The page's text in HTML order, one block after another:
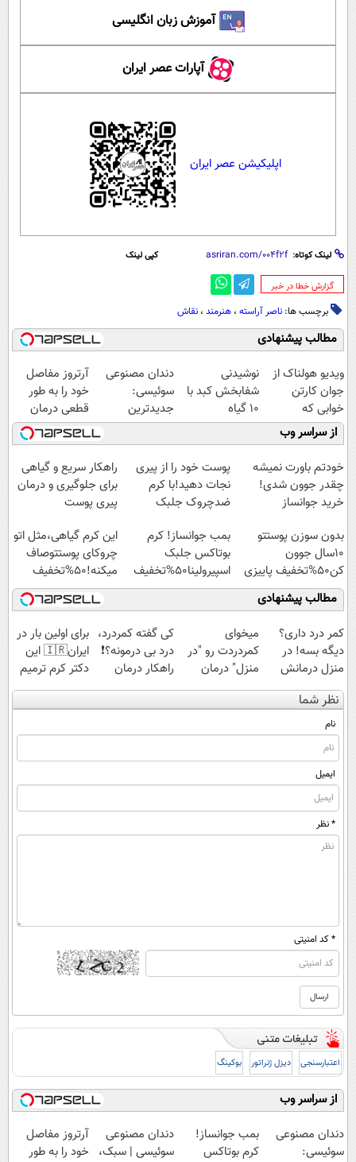
آموزش زبان انگلیسی
آپارات عصر ایران
اپلیکیشن عصر ایران
لینک کوتاه: کپی لینک
‌گزارش خطا در خبر
برچسب ها: ناصر آراسته ، هنرمند ، نقاش
مطالب پیشنهادی
ویدیو هولناک از
جوان کارتن
خوابی که
میلیاردر شد.
آموزش رایگان
نوشیدنی
شفابخش کبد با
10 گیاه
موثر(تخفیف تا
امشب)
دندان مصنوعی
سوئیسی:
جدیدترین
فناوری اروپا،
سبک و مقاوم |
پرداخت قسطی
آرتروز مفاصل
خود را به طور
قطعی درمان
کنید!
◗پرسش‌نامه◖
از سراسر وب
خودتم باورت نمیشه
چقدر جوون شدی!
خرید جوانساز
ویژه
پوست خود را از پیری
نجات دهید!با کرم
ضدچروک جلبک
راهکار سریع و گیاهی
برای جلوگیری و درمان
پیری پوست
بدون سوزن پوستتو
10سال جوون
کن50%تخفیف پاییزی
بمب جوانساز! کرم
بوتاکس جلبک
اسپیرولینا50%تخفیف
این کرم گیاهی،مثل اتو
چروکای پوستتوصاف
میکنه!50%تخفیف
مطالب پیشنهادی
کمر درد داری؟
دیگه بسه! در
منزل درمانش
کن
(◀پرسش‌نامه)
میخوای
کمردردت رو "در
منزل" درمان
کنی؟ (◂فیلم +
کی گفته کمردرد،
درد بی درمونه؟❗
راهکار درمان
+پرسشنامه
برای اولین بار در
ایران🇮🇷 این
دکتر کرم ترمیم
کننده 23 روزه
نظر شما
نام
ایمیل
* نظر
* کد امنیتی
اعتبارسنجی دیزل ژنراتور بوکینگ
از سراسر وب
دندان مصنوعی
سوئیسی:
بمب جوانساز!
کرم بوتاکس
دندان مصنوعی
سوئیسی | سبک،
آرتروز مفاصل
خود را به طور